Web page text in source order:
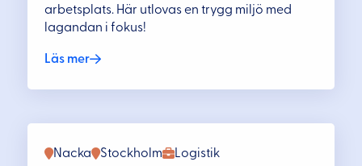
arbetsplats. Här utlovas en trygg miljö med
lagandan i fokus!
Läs mer
Logistik
Nacka Stockholm